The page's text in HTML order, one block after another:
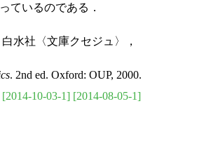
ているのである．
社〈文庫クセジュ〉，
. 2nd ed. Oxford: OUP, 2000.
[2014-10-03-1] [2014-08-05-1]